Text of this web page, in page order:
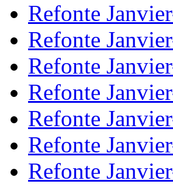
Refonte
Refonte
Refonte
Refonte
Refonte
Refonte
Refonte